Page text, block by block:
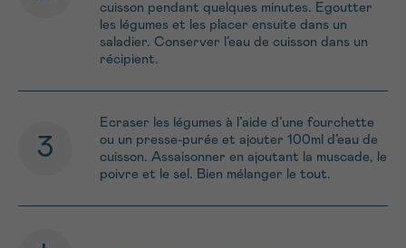
cuisson pendant quelques minutes. Egoutter
les légumes et les placer ensuite dans un
saladier. Conserver l’eau de cuisson dans un
récipient.
Ecraser les légumes à l’aide d’une fourchette
ou un presse-purée et ajouter 100ml d’eau de
cuisson. Assaisonner en ajoutant la muscade, le
poivre et le sel. Bien mélanger le tout.